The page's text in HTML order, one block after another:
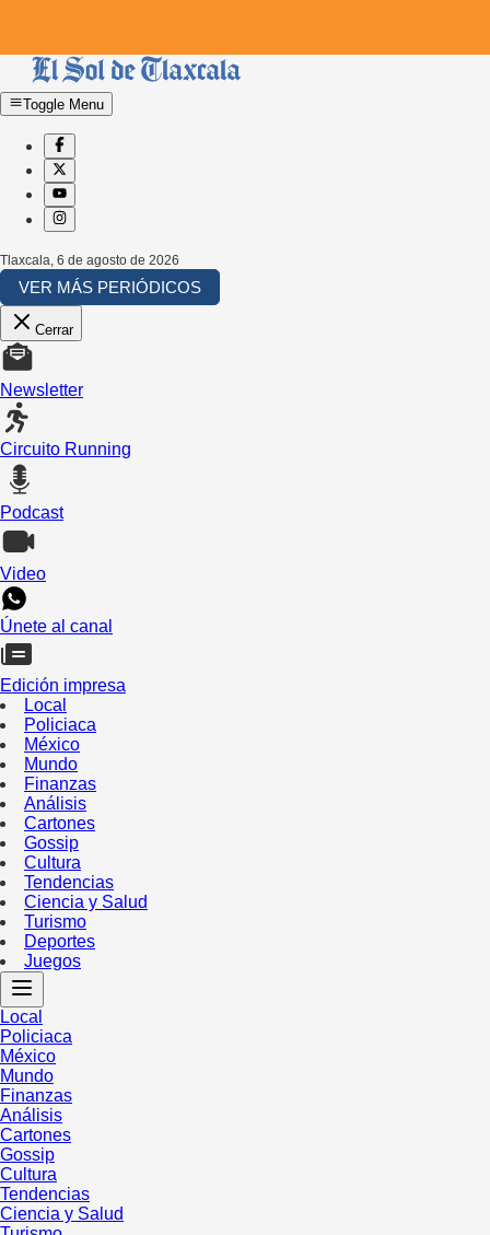
Toggle Menu
Tlaxcala 6 de agosto de 2026
VER MÁS PERIÓDICOS
Cerrar
Newsletter
Circuito Running
Podcast
Video
Únete al canal
Edición impresa
Local
Policiaca
México
Mundo
Finanzas
Análisis
Cartones
Gossip
Cultura
Tendencias
Ciencia y Salud
Turismo
Deportes
Juegos
Local
Policiaca
México
Mundo
Finanzas
Análisis
Cartones
Gossip
Cultura
Tendencias
Ciencia y Salud